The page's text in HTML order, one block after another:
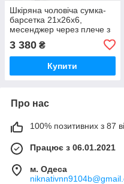
Шкіряна чоловіча сумка-
барсетка 21х26х6,
месенджер через плече з
ручкою Tiding Bag M32432
чорний
3 380 ₴
Купити
Про нас
100% позитивних з 87
Працює з 06.01.2021
м. Одеса